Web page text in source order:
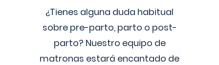
¿Tienes alguna duda habitual
sobre pre-parto, parto o post-
parto? Nuestro equipo de
matronas estará encantado de